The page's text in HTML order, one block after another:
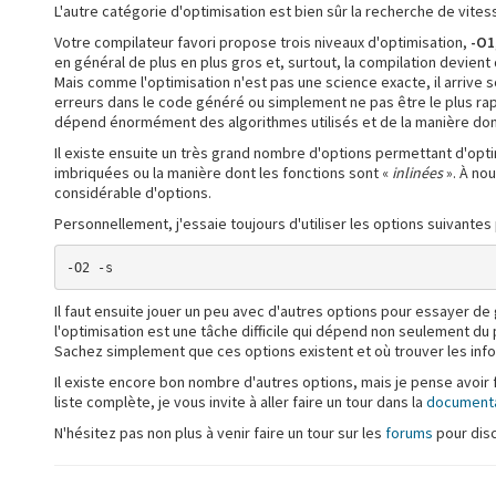
L'autre catégorie d'optimisation est bien sûr la recherche de
Votre compilateur favori propose trois niveaux d'optimisation, -O1
en général de plus en plus gros et, surtout, la compilation
Mais comme l'optimisation n'est pas une science exacte, il arrive
erreurs dans le code généré ou simplement ne pas être le plus
dépend énormément des algorithmes utilisés et de la manière
Il existe ensuite un très grand nombre d'options permettant
imbriquées ou la manière dont les fonctions sont « inlinées». À
considérable d'options.
Personnellement, j'essaie toujours d'utiliser les options
-O2 -s
Il faut ensuite jouer un peu avec d'autres options pour essayer
l'optimisation est une tâche difficile qui dépend non seulement
Sachez simplement que ces options existent et où trouver les
Il existe encore bon nombre d'autres options, mais je pense
liste complète, je vous invite à aller faire un tour dans la
N'hésitez pas non plus à venir faire un tour sur les forums pour